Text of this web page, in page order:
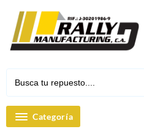
contenido
Categoría